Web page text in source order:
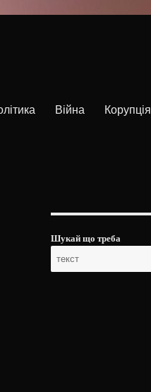
Війна Корупція
Шукай що треба